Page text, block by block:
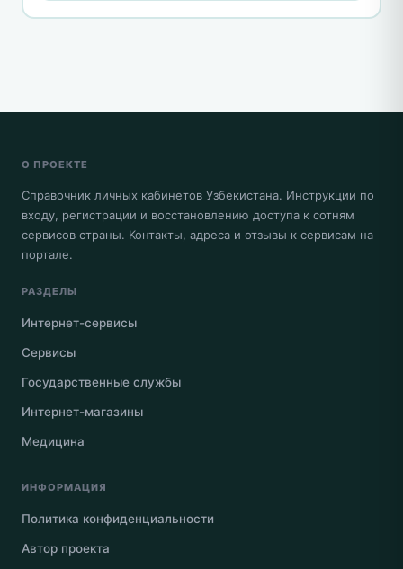
О ПРОЕКТЕ
Справочник личных кабинетов Узбекистана. Инструкции по
входу, регистрации и восстановлению доступа к сотням
сервисов страны. Контакты, адреса и отзывы к сервисам на
портале.
РАЗДЕЛЫ
Интернет-сервисы
Сервисы
Государственные службы
Интернет-магазины
Медицина
ИНФОРМАЦИЯ
Политика конфиденциальности
Автор проекта